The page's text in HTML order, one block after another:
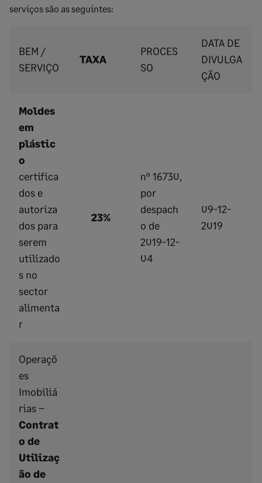
serviços são as seguintes:
BEM /
SERVIÇO
TAXA
PROCES
SO
DATA DE
DIVULGA
ÇÃO
Moldes
em
plástic
o
certifica
dos e
autoriza
dos para
serem
utilizado
s no
sector
alimenta
r
23%
nº 16730,
por
despach
o de
2019-12-
04
09-12-
2019
Operaçõ
es
Imobiliá
rias –
Contrat
o de
Utilizaç
ão de